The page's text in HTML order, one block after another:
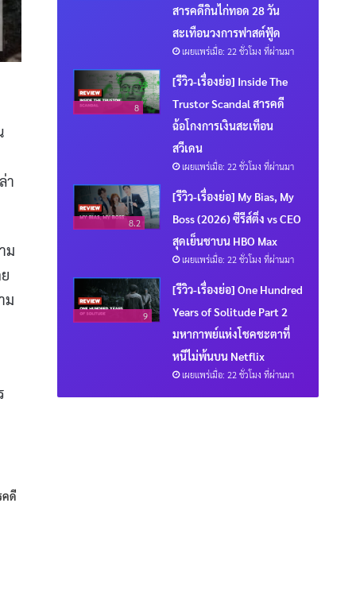
า
ม
ม
คดี
สารคดีกินไก่ทอด 28 วัน
สะเทือนวงการฟาสต์ฟู้ด
เผยแพร่เมื่อ: 22 ชั่วโมง ที่ผ่านมา
8
[รีวิว-เรื่องย่อ] Inside The
Trustor Scandal สารคดี
ฉ้อโกงการเงินสะเทือน
สวีเดน
เผยแพร่เมื่อ: 22 ชั่วโมง ที่ผ่านมา
8.2
[รีวิว-เรื่องย่อ] My Bias, My
Boss (2026) ซีรีส์ติ่ง vs CEO
สุดเย็นชาบน HBO Max
เผยแพร่เมื่อ: 22 ชั่วโมง ที่ผ่านมา
9
[รีวิว-เรื่องย่อ] One Hundred
Years of Solitude Part 2
มหากาพย์แห่งโชคชะตาที่
หนีไม่พ้นบน Netflix
เผยแพร่เมื่อ: 22 ชั่วโมง ที่ผ่านมา